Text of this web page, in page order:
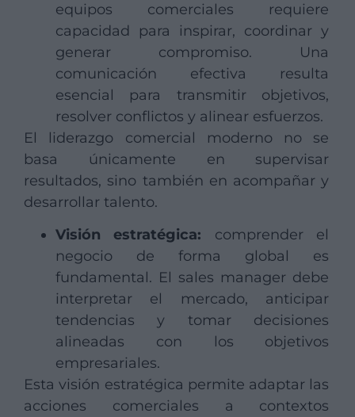
equipos comerciales requiere
capacidad para inspirar, coordinar y
generar compromiso. Una
comunicación efectiva resulta
esencial para transmitir objetivos,
resolver conflictos y alinear esfuerzos.
El liderazgo comercial moderno no se
basa únicamente en supervisar
resultados, sino también en acompañar y
desarrollar talento.
Visión estratégica: comprender el
negocio de forma global es
fundamental. El sales manager debe
interpretar el mercado, anticipar
tendencias y tomar decisiones
alineadas con los objetivos
empresariales.
Esta visión estratégica permite adaptar las
acciones comerciales a contextos